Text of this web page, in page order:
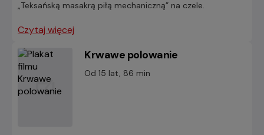
„Teksańską masakrą piłą mechaniczną” na czele.
Czytaj więcej
Krwawe polowanie
Od 15 lat, 86 min